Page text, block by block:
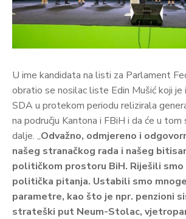
U ime kandidata na listi za Parlament
obratio se nosilac liste Edin Mušić koji je
SDA u protekom periodu relizirala
na području Kantona i FBiH i da će u tom
dalje. „Odvažno, odmjereno i
našeg stranačkog rada i našeg
političkom prostoru BiH. Riješili smo
politička pitanja. Ustabili smo
parametre, kao što je npr. penzioni
strateški put Neum-Stolac,